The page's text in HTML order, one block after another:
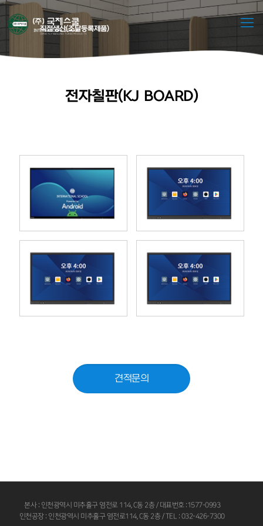
직접생산(조달등록제품)
DIRECTLY MANUFACTURED PRODUCTS
전자칠판(KJ BOARD)
견적문의
본사 : 인천광역시 미추홀구 염전로 114, C동 2층 / 대표번호 :1577-0993
인천공장 : 인천광역시 미추홀구 염전로114, C동 2층 / TEL : 032-426-7300